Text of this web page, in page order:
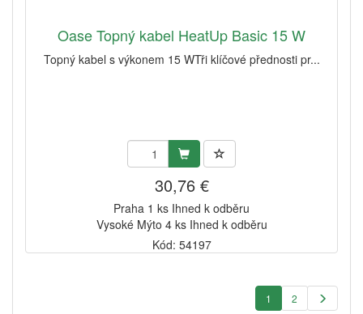
Oase Topný kabel HeatUp Basic 15 W
Topný kabel s výkonem 15 WTři klíčové přednosti pr...
30,76 €
Praha 1 ks Ihned k odběru
Vysoké Mýto 4 ks Ihned k odběru
Kód: 54197
1 2